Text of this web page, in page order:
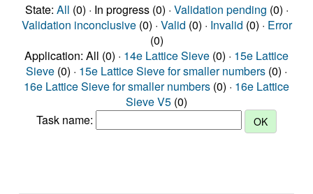
State: All (0) · In progress (0) · Validation pending (0) ·
Validation inconclusive(0) · Valid (0) · Invalid (0) · Error
(0)
Application: All (0) · 14e Lattice Sieve (0) · 15e Lattice
Sieve (0) · 15e Lattice Sieve for smaller numbers (0) ·
16e Lattice Sieve for smaller numbers (0) · 16e Lattice
Sieve V5 (0)
Task name: